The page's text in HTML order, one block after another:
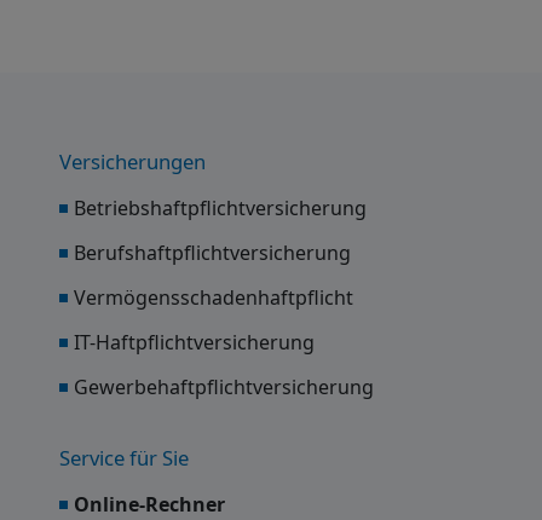
Versicherungen
Betriebshaftpflichtversicherung
Berufshaftpflichtversicherung
Vermögensschadenhaftpflicht
IT-Haftpflichtversicherung
Gewerbehaftpflichtversicherung
Service für Sie
Online-Rechner